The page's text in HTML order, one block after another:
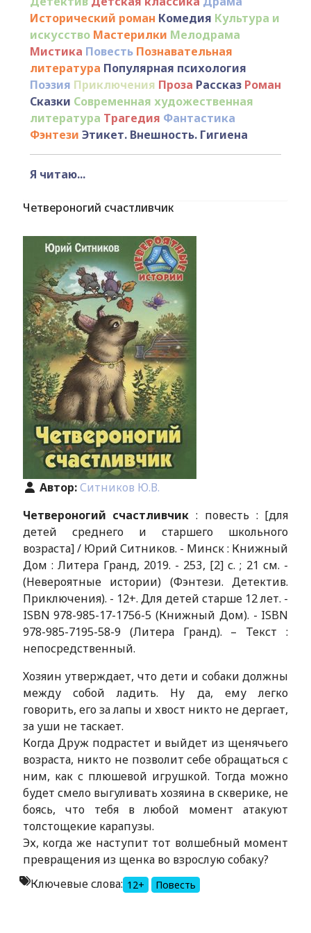
Исторический роман Комедия Культура и
искусство Мастерилки Мелодрама
Мистика Повесть Познавательная
литература Популярная психология
Поэзия Приключения Проза Рассказ Роман
Сказки Современная художественная
литература Трагедия Фантастика
Фэнтези Этикет. Внешность. Гигиена
Я читаю...
Четвероногий счастливчик
Автор:Ситников Ю.В.
Четвероногий счастливчик : повесть : [для
детей среднего и старшего школьного
возраста] / Юрий Ситников. - Минск : Книжный
Дом : Литера Гранд, 2019. - 253, [2] с. ; 21 см. -
(Невероятные истории) (Фэнтези. Детектив.
Приключения). - 12+. Для детей старше 12 лет. -
ISBN 978-985-17-1756-5 (Книжный Дом). - ISBN
978-985-7195-58-9 (Литера Гранд). – Текст :
непосредственный.
Хозяин утверждает, что дети и собаки должны
между собой ладить. Ну да, ему легко
говорить, его за лапы и хвост никто не дергает,
за уши не таскает.
Когда Друж подрастет и выйдет из щенячьего
возраста, никто не позволит себе обращаться с
ним, как с плюшевой игрушкой. Тогда можно
будет смело выгуливать хозяина в скверике, не
боясь, что тебя в любой момент атакуют
толстощекие карапузы.
Эх, когда же наступит тот волшебный момент
превращения из щенка во взрослую собаку?
Ключевые слова: 12+ Повесть